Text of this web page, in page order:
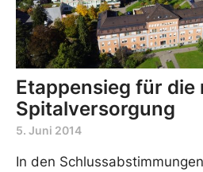
Etappensieg für die
Spitalversorgung
5. Juni 2014
In den